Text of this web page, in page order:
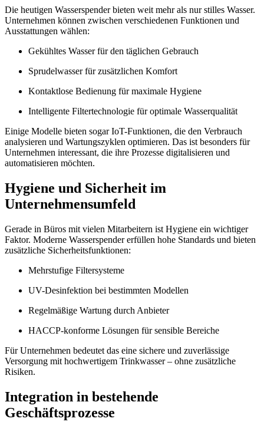
Die heutigen Wasserspender bieten weit mehr als nur stilles Wasser.
Unternehmen können zwischen verschiedenen Funktionen und
Ausstattungen wählen:
Gekühltes Wasser für den täglichen Gebrauch
Sprudelwasser für zusätzlichen Komfort
Kontaktlose Bedienung für maximale Hygiene
Intelligente Filtertechnologie für optimale Wasserqualität
Einige Modelle bieten sogar IoT-Funktionen, die den Verbrauch
analysieren und Wartungszyklen optimieren. Das ist besonders für
Unternehmen interessant, die ihre Prozesse digitalisieren und
automatisieren möchten.
Hygiene und Sicherheit im
Unternehmensumfeld
Gerade in Büros mit vielen Mitarbeitern ist Hygiene ein wichtiger
Faktor. Moderne Wasserspender erfüllen hohe Standards und bieten
zusätzliche Sicherheitsfunktionen:
Mehrstufige Filtersysteme
UV-Desinfektion bei bestimmten Modellen
Regelmäßige Wartung durch Anbieter
HACCP-konforme Lösungen für sensible Bereiche
Für Unternehmen bedeutet das eine sichere und zuverlässige
Versorgung mit hochwertigem Trinkwasser – ohne zusätzliche
Risiken.
Integration in bestehende
Geschäftsprozesse